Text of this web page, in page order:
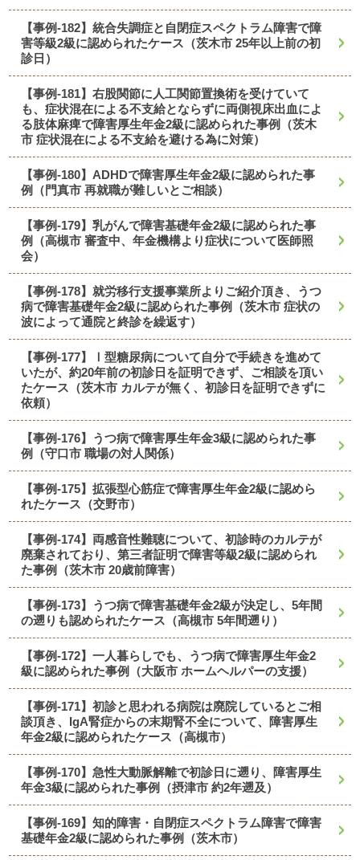
【事例-182】統合失調症と自閉症スペクトラム障害で障
害等級2級に認められたケース（茨木市 25年以上前の初
診日）
【事例-181】右股関節に人工関節置換術を受けていて
も、症状混在による不支給とならずに両側視床出血によ
る肢体麻痺で障害厚生年金2級に認められた事例（茨木
市 症状混在による不支給を避ける為に対策）
【事例-180】ADHDで障害厚生年金2級に認められた事
例（門真市 再就職が難しいとご相談）
【事例-179】乳がんで障害基礎年金2級に認められた事
例（高槻市 審査中、年金機構より症状について医師照
会）
【事例-178】就労移行支援事業所よりご紹介頂き、うつ
病で障害基礎年金2級に認められた事例（茨木市 症状の
波によって通院と終診を繰返す）
【事例-177】Ⅰ型糖尿病について自分で手続きを進めて
いたが、約20年前の初診日を証明できず、ご相談を頂い
たケース（茨木市 カルテが無く、初診日を証明できずに
依頼）
【事例-176】うつ病で障害厚生年金3級に認められた事
例（守口市 職場の対人関係）
【事例-175】拡張型心筋症で障害厚生年金2級に認めら
れたケース（交野市）
【事例-174】両感音性難聴について、初診時のカルテが
廃棄されており、第三者証明で障害等級2級に認められ
た事例（茨木市 20歳前障害）
【事例-173】うつ病で障害基礎年金2級が決定し、5年間
の遡りも認められたケース（高槻市 5年間遡り）
【事例-172】一人暮らしでも、うつ病で障害厚生年金2
級に認められた事例（大阪市 ホームヘルパーの支援）
【事例-171】初診と思われる病院は廃院しているとご相
談頂き、IgA腎症からの末期腎不全について、障害厚生
年金2級に認められたケース（高槻市）
【事例-170】急性大動脈解離で初診日に遡り、障害厚生
年金3級に認められた事例（摂津市 約2年遡及）
【事例-169】知的障害・自閉症スペクトラム障害で障害
基礎年金2級に認められた事例（茨木市）